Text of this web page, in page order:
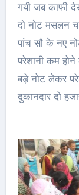
गयी जब काफी
दो नोट मसलन
पांच सौ के नए
परेशानी कम होने
बड़े नोट लेकर
दुकानदार दो